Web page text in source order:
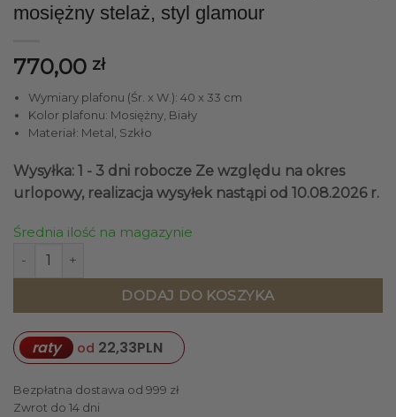
mosiężny stelaż, styl glamour
770,00 zł
Wymiary plafonu (Śr. x W.): 40 x 33 cm
Kolor plafonu: Mosiężny, Biały
Materiał: Metal, Szkło
Wysyłka: 1 - 3 dni robocze Ze względu na okres
urlopowy, realizacja wysyłek nastąpi od 10.08.2026 r.
Średnia ilość na magazynie
ilość PLAFON Cork okrągły, biały szklany klosz, mosiężny
DODAJ DO KOSZYKA
raty od 22,33PLN
Bezpłatna dostawa od 999 zł
Zwrot do 14 dni